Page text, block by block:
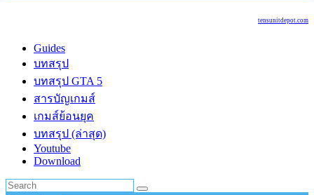
tensunitdepot.com
Guides
บทสรุป
บทสรุป GTA 5
สารบัญเกมส์
เกมส์ย้อนยุค
บทสรุป (ล่าสุด)
Youtube
Download